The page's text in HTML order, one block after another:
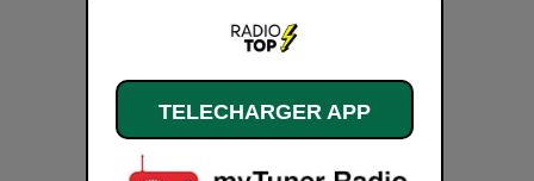
TELECHARGER APP